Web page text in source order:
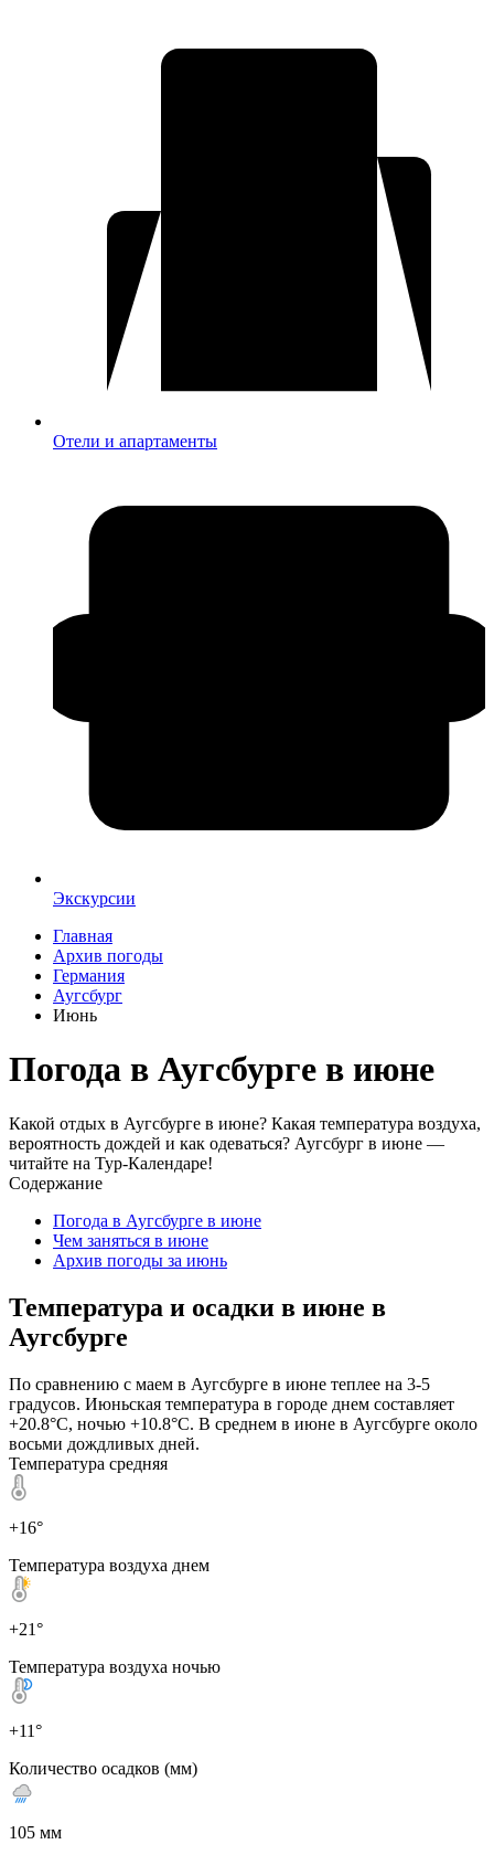
Отели и апартаменты
Экскурсии
Главная
Архив погоды
Германия
Аугсбург
Июнь
Погода в Аугсбурге в июне
Какой отдых в Аугсбурге в июне? Какая температура воздуха,
вероятность дождей и как одеваться? Аугсбург в июне —
читайте на Тур-Календаре!
Содержание
Погода в Аугсбурге в июне
Чем заняться в июне
Архив погоды за июнь
Температура и осадки в июне в
Аугсбурге
По сравнению с маем в Аугсбурге в июне теплее на 3-5
градусов. Июньская температура в городе днем составляет
+20.8°C, ночью +10.8°C. В среднем в июне в Аугсбурге около
восьми дождливых дней.
Температура средняя
+16°
Температура воздуха днем
+21°
Температура воздуха ночью
+11°
Количество осадков (мм)
105 мм